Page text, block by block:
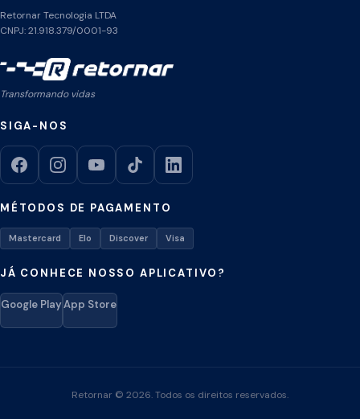
Retornar Tecnologia LTDA
CNPJ: 21.918.379/0001-93
Transformando vidas
SIGA-NOS
MÉTODOS DE PAGAMENTO
Mastercard Elo Discover Visa
JÁ CONHECE NOSSO APLICATIVO?
Google PlayApp Store
Retornar © 2026. Todos os direitos reservados.